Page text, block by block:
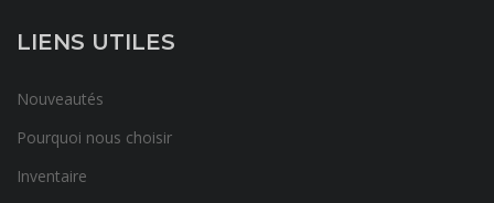
LIENS UTILES
Nouveautés
Pourquoi nous choisir
Inventaire